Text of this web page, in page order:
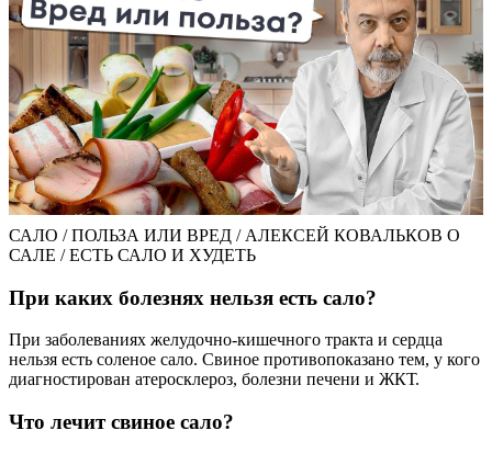
САЛО / ПОЛЬЗА ИЛИ ВРЕД / АЛЕКСЕЙ КОВАЛЬКОВ О
САЛЕ / ЕСТЬ САЛО И ХУДЕТЬ
При каких болезнях нельзя есть сало?
При заболеваниях желудочно-кишечного тракта и сердца
нельзя есть соленое сало. Свиное противопоказано тем, у кого
диагностирован атеросклероз, болезни печени и ЖКТ.
Что лечит свиное сало?